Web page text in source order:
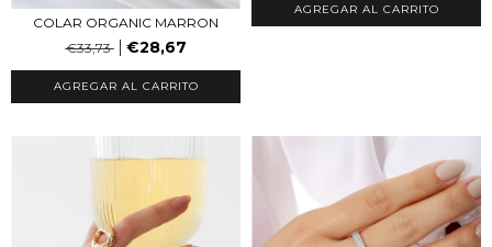
COLAR ORGANIC MARRON
€33,73
€28,67
AGREGAR AL CARRITO